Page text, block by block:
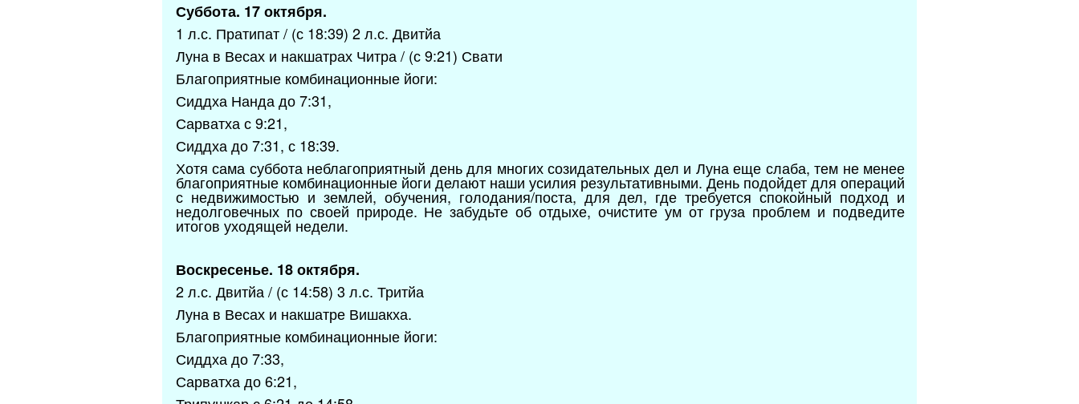
Суббота. 17 октября.
1 л.с. Пратипат / (с 18:39) 2 л.с. Двитйа
Луна в Весах и накшатрах Читра / (с 9:21) Свати
Благоприятные комбинационные йоги:
Сиддха Нанда до 7:31,
Сарватха с 9:21,
Сиддха до 7:31, с 18:39.
Хотя сама суббота неблагоприятный день для многих созидательных дел и Луна еще слаба, тем не менее
благоприятные комбинационные йоги делают наши усилия результативными. День подойдет для операций
с недвижимостью и землей, обучения, голодания/поста, для дел, где требуется спокойный подход и
недолговечных по своей природе. Не забудьте об отдыхе, очистите ум от груза проблем и подведите
итогов уходящей недели.
Воскресенье. 18 октября.
2 л.с. Двитйа / (с 14:58) 3 л.с. Тритйа
Луна в Весах и накшатре Вишакха.
Благоприятные комбинационные йоги:
Сиддха до 7:33,
Сарватха до 6:21,